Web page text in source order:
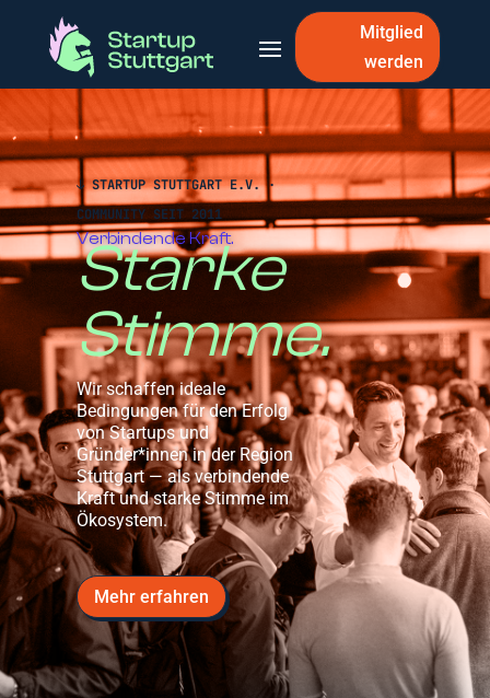
Mitglied
werden
↓ STARTUP STUTTGART E.V. ·
COMMUNITY SEIT 2011
Verbindende Kraft.
Starke
Stimme.
Wir schaffen ideale
Bedingungen für den Erfolg
von Startups und
Gründer*innen in der Region
Stuttgart — als verbindende
Kraft und starke Stimme im
Ökosystem.
Mehr erfahren